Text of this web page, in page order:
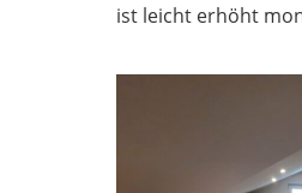
ist leicht erhöht